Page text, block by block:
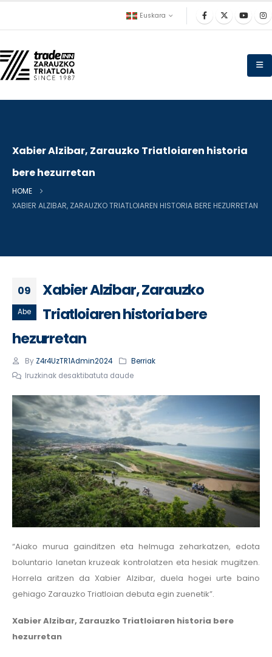
Euskara
Xabier Alzibar, Zarauzko Triatloiaren historia
bere hezurretan
HOME
XABIER ALZIBAR, ZARAUZKO TRIATLOIAREN HISTORIA BERE HEZURRETAN
09
Abe
Xabier Alzibar, Zarauzko
Triatloiaren historia bere
hezurretan
By Z4r4UzTR1Admin2024
Berriak
Iruzkinak desaktibatuta daude
“Aiako murua gainditzen eta helmuga zeharkatzen, edota
boluntario lanetan kruzeak kontrolatzen eta hesiak mugitzen.
Horrela aritzen da Xabier Alzibar, duela hogei urte baino
gehiago Zarauzko Triatloian debuta egin zuenetik”.
Xabier Alzibar, Zarauzko Triatloiaren historia bere
hezurretan